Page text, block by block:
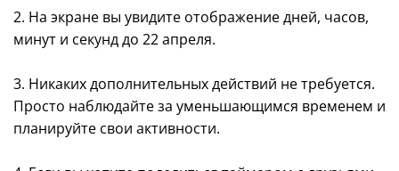
2. На экране вы увидите отображение дней, часов,
минут и секунд до 22 апреля.
3. Никаких дополнительных действий не требуется.
Просто наблюдайте за уменьшающимся временем и
планируйте свои активности.